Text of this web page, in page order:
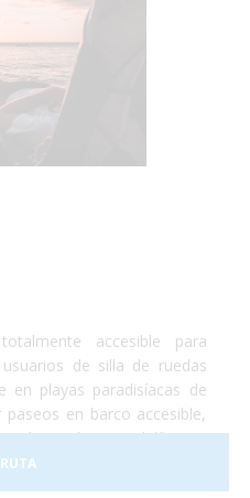
accesible para
de silla de ruedas
en playas paradisíacas de
en barco accesible,
nadar con delfines y
para personas con